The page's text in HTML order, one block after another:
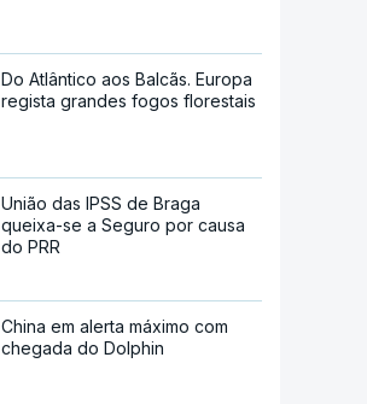
Do Atlântico aos Balcãs. Europa
regista grandes fogos florestais
União das IPSS de Braga
queixa-se a Seguro por causa
do PRR
China em alerta máximo com
chegada do Dolphin